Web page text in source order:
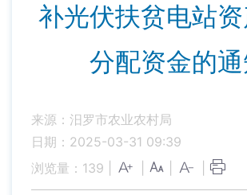
补光伏扶贫电站
分配资金的
来源：汨罗市农业农村局
日期：2025-03-31 09:39
浏览量： 139